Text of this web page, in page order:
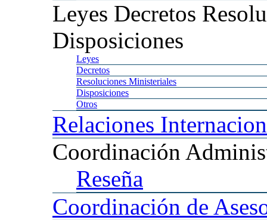
Leyes Decretos
Disposiciones
Leyes
Decretos
Resoluciones Ministeriales
Disposiciones
Otros
Relaciones
Coordinación
Reseña
Coordinación de